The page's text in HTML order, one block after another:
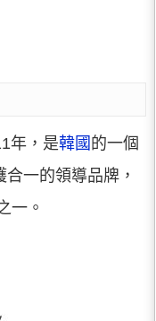
年，是韓國 的一個
一的領導品牌，
一。